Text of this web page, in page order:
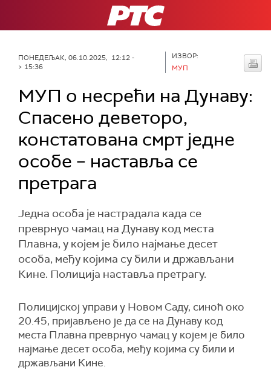
РТС
ПОНЕДЕЉАК, 06.10.2025, 12:12 -
> 15:36
ИЗВОР:
МУП
МУП о несрећи на Дунаву:
Спасено деветоро,
констатована смрт једне
особе – наставља се
претрага
Једна особа је настрадала када се
преврнуо чамац на Дунаву код места
Плавна, у којем је било најмање десет
особа, међу којима су били и држављани
Кине. Полиција наставља претрагу.
Полицијској управи у Новом Саду, синоћ око
20.45, пријављено је да се на Дунаву код
места Плавна преврнуо чамац у којем је било
најмање десет особа, међу којима су били и
држављани Кине.